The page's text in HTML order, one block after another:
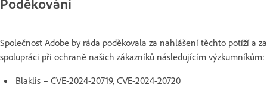
Společnost Adobe by ráda poděkovala za nahlášení těchto potíží a za
spolupráci při ochraně našich zákazníků následujícím výzkumníkům:
Blaklis – CVE-2024-20719, CVE-2024-20720